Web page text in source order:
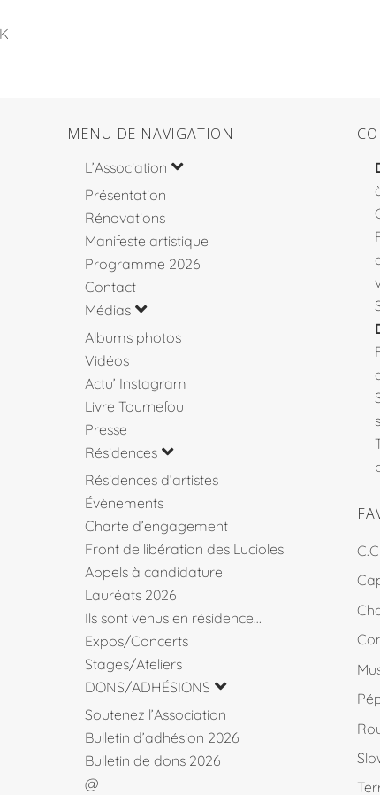
MENU DE NAVIGATION
L’Association
Présentation
Rénovations
Manifeste artistique
Programme 2026
Contact
Médias
Albums photos
Vidéos
Actu’ Instagram
Livre Tournefou
Presse
Résidences
Résidences d’artistes
Évènements
Charte d’engagement
Front de libération des Lucioles
Appels à candidature
Lauréats 2026
Ils sont venus en résidence…
Expos/Concerts
Stages/Ateliers
DONS/ADHÉSIONS
Soutenez l’Association
Bulletin d’adhésion 2026
Bulletin de dons 2026
@